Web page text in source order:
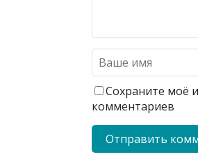
Сохраните моё
комментариев